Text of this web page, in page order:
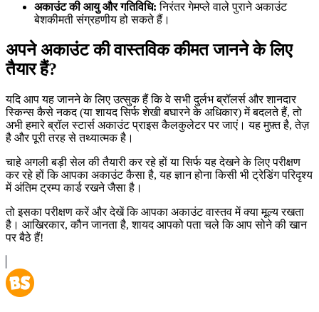
अकाउंट की आयु और गतिविधि: निरंतर गेमप्ले वाले पुराने अकाउंट
बेशकीमती संग्रहणीय हो सकते हैं।
अपने अकाउंट की वास्तविक कीमत जानने के लिए
तैयार हैं?
यदि आप यह जानने के लिए उत्सुक हैं कि वे सभी दुर्लभ ब्रॉलर्स और शानदार
स्किन्स कैसे नकद (या शायद सिर्फ शेखी बघारने के अधिकार) में बदलते हैं, तो
अभी हमारे ब्रॉल स्टार्स अकाउंट प्राइस कैलकुलेटर पर जाएं। यह मुफ़्त है, तेज़
है और पूरी तरह से तथ्यात्मक है।
चाहे अगली बड़ी सेल की तैयारी कर रहे हों या सिर्फ यह देखने के लिए परीक्षण
कर रहे हों कि आपका अकाउंट कैसा है, यह ज्ञान होना किसी भी ट्रेडिंग परिदृश्य
में अंतिम ट्रम्प कार्ड रखने जैसा है।
तो इसका परीक्षण करें और देखें कि आपका अकाउंट वास्तव में क्या मूल्य रखता
है। आखिरकार, कौन जानता है, शायद आपको पता चले कि आप सोने की खान
पर बैठे हैं!